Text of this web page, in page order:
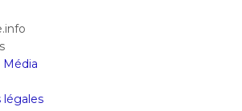
Média
légales